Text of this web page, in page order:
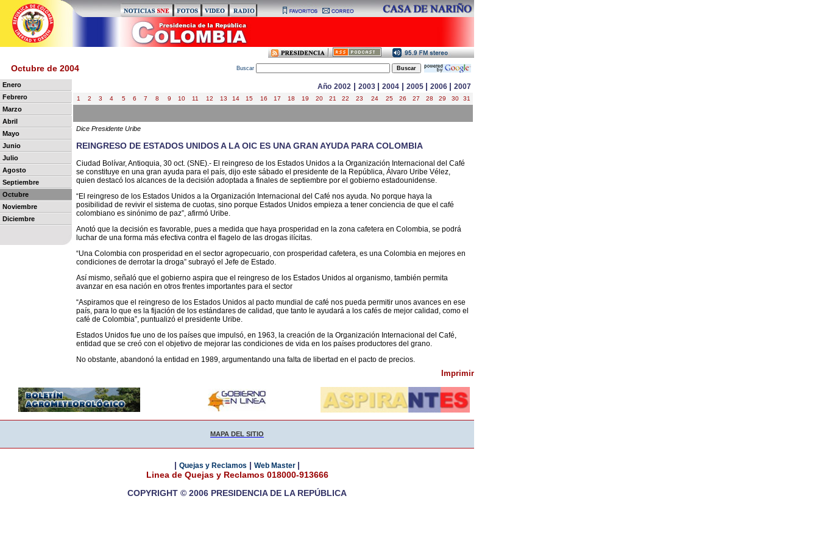
Octubre de 2004 Buscar
Enero
Febrero
Marzo
Abril
Mayo
Junio
Julio
Agosto
Septiembre
Octubre
Noviembre
Diciembre
Año 2002 | 2003 | 2004 | 2005 | 2006 | 2007
1 2 3 4 5 6 7 8 9 10 11 12 13 14 15 16 17 18 19 20 21 22 23 24 25 26 27 28 29 30 31
Dice Presidente Uribe
REINGRESO DE ESTADOS UNIDOS A LA OIC ES UNA GRAN AYUDA PARA COLOMBIA
Ciudad Bolívar, Antioquia, 30 oct. (SNE).- El reingreso de los Estados Unidos a la Organización Internacional del Café
se constituye en una gran ayuda para el país, dijo este sábado el presidente de la República, Álvaro Uribe Vélez,
quien destacó los alcances de la decisión adoptada a finales de septiembre por el gobierno estadounidense.
“El reingreso de los Estados Unidos a la Organización Internacional del Café nos ayuda. No porque haya la
posibilidad de revivir el sistema de cuotas, sino porque Estados Unidos empieza a tener conciencia de que el café
colombiano es sinónimo de paz”, afirmó Uribe.
Anotó que la decisión es favorable, pues a medida que haya prosperidad en la zona cafetera en Colombia, se podrá
luchar de una forma más efectiva contra el flagelo de las drogas ilícitas.
“Una Colombia con prosperidad en el sector agropecuario, con prosperidad cafetera, es una Colombia en mejores en
condiciones de derrotar la droga” subrayó el Jefe de Estado.
Así mismo, señaló que el gobierno aspira que el reingreso de los Estados Unidos al organismo, también permita
avanzar en esa nación en otros frentes importantes para el sector
“Aspiramos que el reingreso de los Estados Unidos al pacto mundial de café nos pueda permitir unos avances en ese
país, para lo que es la fijación de los estándares de calidad, que tanto le ayudará a los cafés de mejor calidad, como el
café de Colombia”, puntualizó el presidente Uribe.
Estados Unidos fue uno de los países que impulsó, en 1963, la creación de la Organización Internacional del Café,
entidad que se creó con el objetivo de mejorar las condiciones de vida en los países productores del grano.
No obstante, abandonó la entidad en 1989, argumentando una falta de libertad en el pacto de precios.
Imprimir
MAPA DEL SITIO
| Quejas y Reclamos | Web Master |
Linea de Quejas y Reclamos 018000-913666
COPYRIGHT © 2006 PRESIDENCIA DE LA REPÚBLICA